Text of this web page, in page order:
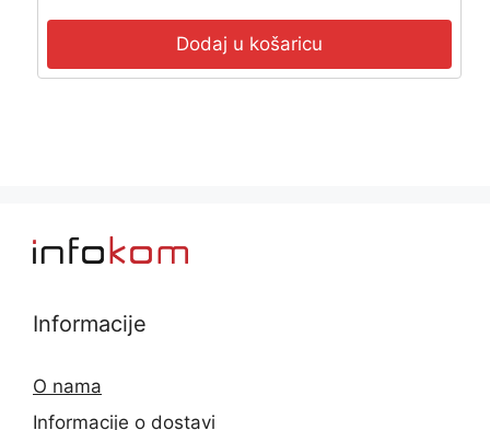
Dodaj u košaricu
Informacije
O nama
Informacije o dostavi